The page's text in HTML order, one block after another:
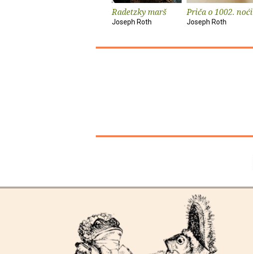
Radetzky marš
Joseph Roth
Priča o 1002. noći
Joseph Roth